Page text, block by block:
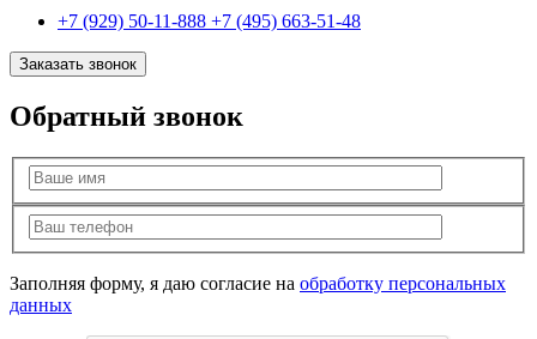
+7 (929) 50-11-888 +7 (495) 663-51-48
Заказать звонок
Обратный звонок
Заполняя форму, я даю согласие на обработку персональных
данных